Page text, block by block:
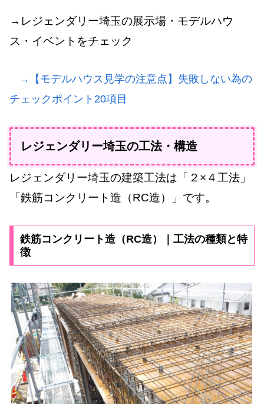
→レジェンダリー埼玉の展示場・モデルハウ
ス・イベントをチェック
→【モデルハウス見学の注意点】失敗しない為の
チェックポイント20項目
レジェンダリー埼玉の工法・構造
レジェンダリー埼玉の建築工法は「２×４工法」
「鉄筋コンクリート造（RC造）」です。
鉄筋コンクリート造（RC造）｜工法の種類と特
徴